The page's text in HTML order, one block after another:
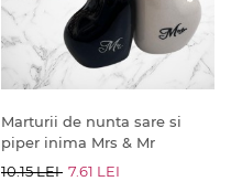
Marturii de nunta sare si
piper inima Mrs & Mr
10.15 LEI 7.61 LEI